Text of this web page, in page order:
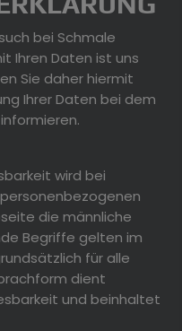
bei Schmale
Ihren Daten ist uns
Sie daher hiermit
Ihrer Daten bei dem
wird bei
die männliche
Begriffe gelten im
für alle
dient
und beinhaltet